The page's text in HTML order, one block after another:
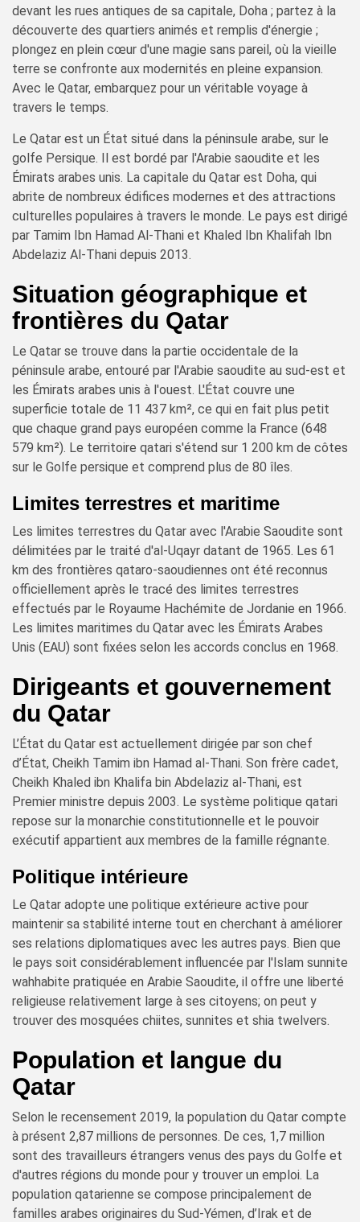
devant les rues antiques de sa capitale, Doha ; partez à la
découverte des quartiers animés et remplis d'énergie ;
plongez en plein cœur d'une magie sans pareil, où la vieille
terre se confronte aux modernités en pleine expansion.
Avec le Qatar, embarquez pour un véritable voyage à
travers le temps.
Le Qatar est un État situé dans la péninsule arabe, sur le
golfe Persique. Il est bordé par l'Arabie saoudite et les
Émirats arabes unis. La capitale du Qatar est Doha, qui
abrite de nombreux édifices modernes et des attractions
culturelles populaires à travers le monde. Le pays est dirigé
par Tamim Ibn Hamad Al-Thani et Khaled Ibn Khalifah Ibn
Abdelaziz Al-Thani depuis 2013.
Situation géographique et
frontières du Qatar
Le Qatar se trouve dans la partie occidentale de la
péninsule arabe, entouré par l'Arabie saoudite au sud-est et
les Émirats arabes unis à l'ouest. L'État couvre une
superficie totale de 11 437 km², ce qui en fait plus petit
que chaque grand pays européen comme la France (648
579 km²). Le territoire qatari s'étend sur 1 200 km de côtes
sur le Golfe persique et comprend plus de 80 îles.
Limites terrestres et maritime
Les limites terrestres du Qatar avec l'Arabie Saoudite sont
délimitées par le traité d'al-Uqayr datant de 1965. Les 61
km des frontières qataro-saoudiennes ont été reconnus
officiellement après le tracé des limites terrestres
effectués par le Royaume Hachémite de Jordanie en 1966.
Les limites maritimes du Qatar avec les Émirats Arabes
Unis (EAU) sont fixées selon les accords conclus en 1968.
Dirigeants et gouvernement
du Qatar
L’État du Qatar est actuellement dirigée par son chef
d’État, Cheikh Tamim ibn Hamad al-Thani. Son frère cadet,
Cheikh Khaled ibn Khalifa bin Abdelaziz al-Thani, est
Premier ministre depuis 2003. Le système politique qatari
repose sur la monarchie constitutionnelle et le pouvoir
exécutif appartient aux membres de la famille régnante.
Politique intérieure
Le Qatar adopte une politique extérieure active pour
maintenir sa stabilité interne tout en cherchant à améliorer
ses relations diplomatiques avec les autres pays. Bien que
le pays soit considérablement influencée par l'Islam sunnite
wahhabite pratiquée en Arabie Saoudite, il offre une liberté
religieuse relativement large à ses citoyens; on peut y
trouver des mosquées chiites, sunnites et shia twelvers.
Population et langue du
Qatar
Selon le recensement 2019, la population du Qatar compte
à présent 2,87 millions de personnes. De ces, 1,7 million
sont des travailleurs étrangers venus des pays du Golfe et
d'autres régions du monde pour y trouver un emploi. La
population qatarienne se compose principalement de
familles arabes originaires du Sud-Yémen, d’Irak et de